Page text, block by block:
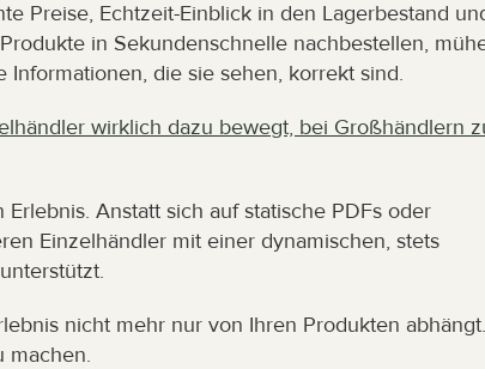
Preise, Echtzeit-Einblick in den Lagerbestand
in Sekundenschnelle nachbestellen,
die sie sehen, korrekt sind.
wirklich dazu bewegt, bei Großhändlern
Anstatt sich auf statische PDFs oder
Einzelhändler mit einer dynamischen, stets
nicht mehr nur von Ihren Produkten
machen.